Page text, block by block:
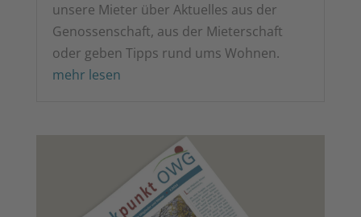
unse­re Mie­ter über Aktu­el­les aus der
Genos­sen­schaft, aus der Mie­ter­schaft
oder geben Tipps rund ums Wohnen.
mehr lesen